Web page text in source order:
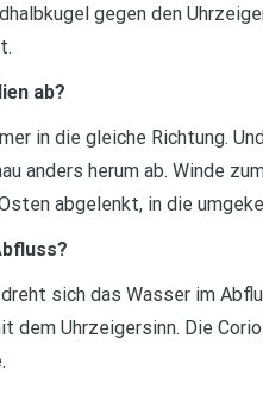
gegen den
ab?
in die gleiche Richtung.
anders herum ab. Winde
abgelenkt, in die
sich das Wasser im
dem Uhrzeigersinn. Die